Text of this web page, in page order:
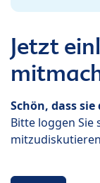
Jetzt
Schön, dass
Bitte loggen Sie